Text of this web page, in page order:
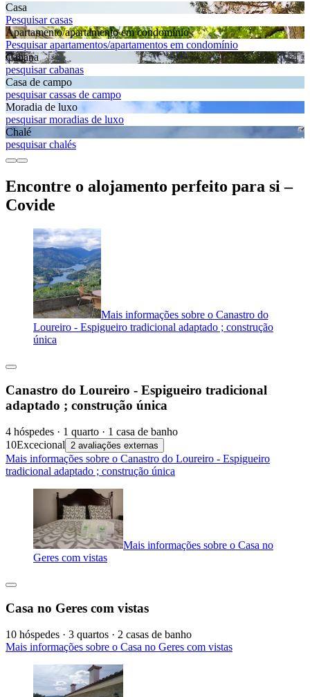
Casa
Pesquisar casas
Apartamento/apartamento em condomínio
Pesquisar apartamentos/apartamentos em condomínio
Cabana
pesquisar cabanas
Casa de campo
pesquisar cassas de campo
Moradia de luxo
pesquisar moradias de luxo
Chalé
pesquisar chalés
Encontre o alojamento perfeito para si –
Covide
Mais informações sobre o Canastro do
Loureiro - Espigueiro tradicional adaptado ; construção
única
Canastro do Loureiro - Espigueiro tradicional
adaptado ; construção única
4 hóspedes · 1 quarto · 1 casa de banho
10Excecional 2 avaliações externas
Mais informações sobre o Canastro do Loureiro - Espigueiro
tradicional adaptado ; construção única
Mais informações sobre o Casa no
Geres com vistas
Casa no Geres com vistas
10 hóspedes · 3 quartos · 2 casas de banho
Mais informações sobre o Casa no Geres com vistas